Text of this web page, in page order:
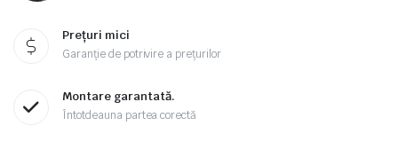
Prețuri mici
Garanție de potrivire a prețurilor
Montare garantată.
Întotdeauna partea corectă